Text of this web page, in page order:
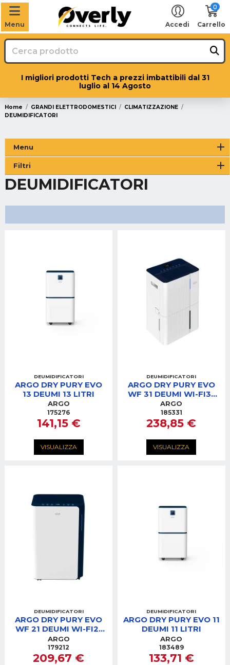
Menu Accedi
0
Carrello
I migliori prodotti Tech a prezzi imbattibili dal 31
luglio al 14 Agosto
Home GRANDI ELETTRODOMESTICI
CLIMATIZZAZIONE
DEUMIDIFICATORI
DEUMIDIFICATORI
DEUMIDIFICATORI
ARGO DRY PURY EVO
13 DEUMI 13 LITRI
ARGO
175276
141,15 €
VISUALIZZA
DEUMIDIFICATORI
ARGO DRY PURY EVO
WF 31 DEUMI WI-FI31
LITRI
ARGO
185331
238,85 €
VISUALIZZA
DEUMIDIFICATORI
ARGO DRY PURY EVO
WF 21 DEUMI WI-FI21
LITRI
ARGO
179212
209,67 €
DEUMIDIFICATORI
ARGO DRY PURY EVO 11
DEUMI 11 LITRI
ARGO
183489
133,71 €
Menu
Filtri